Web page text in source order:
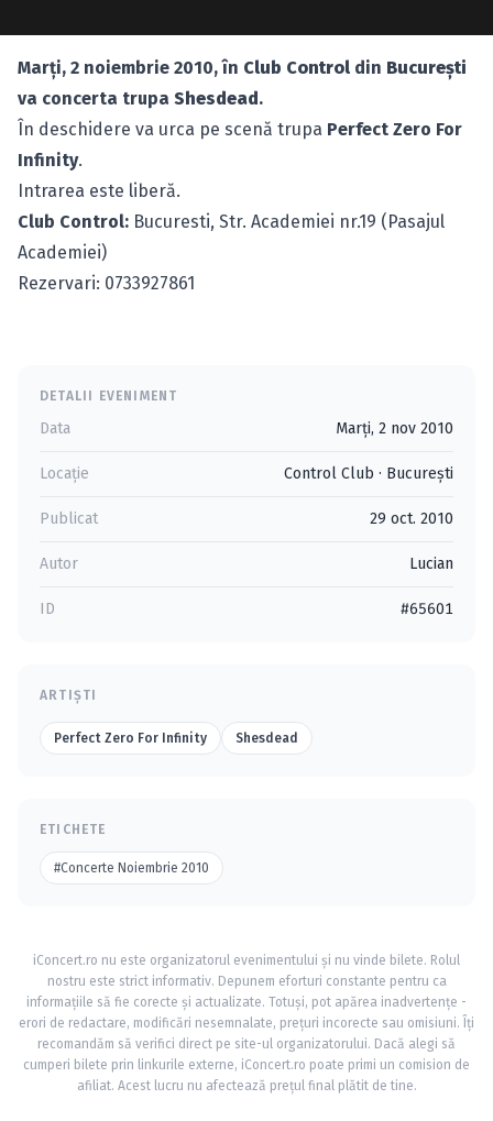
Marţi, 2 noiembrie 2010, în Club Control din Bucureşti
va concerta trupa Shesdead.
În deschidere va urca pe scenă trupa Perfect Zero For
Infinity.
Intrarea este liberă.
Club Control: Bucuresti, Str. Academiei nr.19 (Pasajul
Academiei)
Rezervari: 0733927861
DETALII EVENIMENT
Data Marți, 2 nov 2010
Locație Control Club · Bucureşti
Publicat 29 oct. 2010
Autor Lucian
ID #65601
ARTIȘTI
Perfect Zero For Infinity Shesdead
ETICHETE
#Concerte Noiembrie 2010
iConcert.ro nu este organizatorul evenimentului și nu vinde bilete. Rolul
nostru este strict informativ. Depunem eforturi constante pentru ca
informațiile să fie corecte și actualizate. Totuși, pot apărea inadvertențe -
erori de redactare, modificări nesemnalate, prețuri incorecte sau omisiuni. Îți
recomandăm să verifici direct pe site-ul organizatorului. Dacă alegi să
cumperi bilete prin linkurile externe, iConcert.ro poate primi un comision de
afiliat. Acest lucru nu afectează prețul final plătit de tine.